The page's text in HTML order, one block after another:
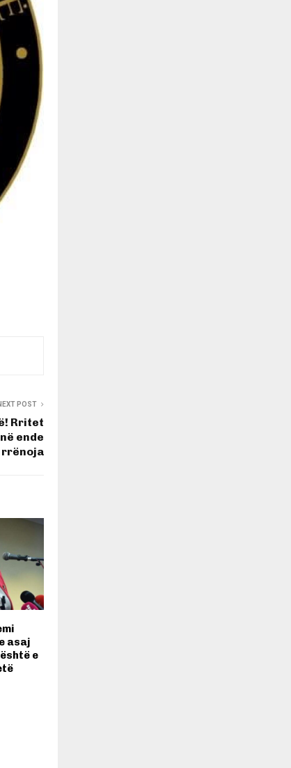
POST
Rritet
ende
rrënoja
asaj
e